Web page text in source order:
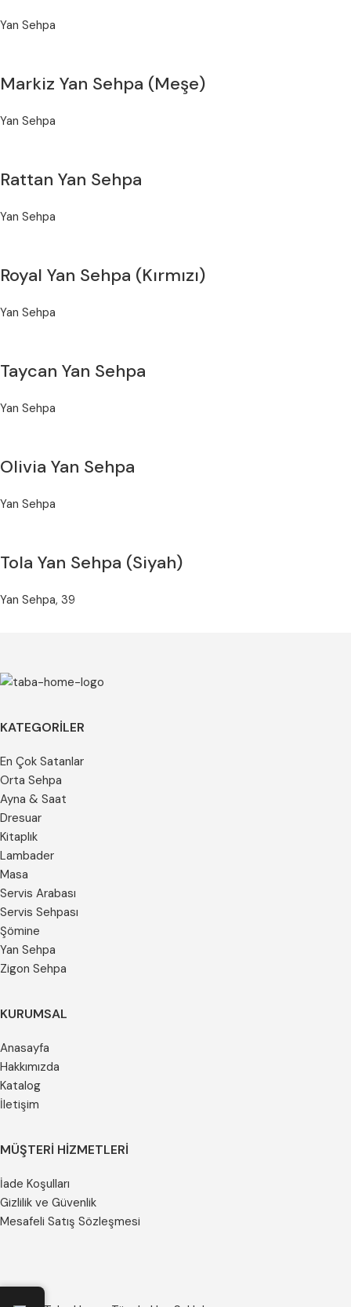
Yan Sehpa
Markiz Yan Sehpa (Meşe)
Yan Sehpa
Rattan Yan Sehpa
Yan Sehpa
Royal Yan Sehpa (Kırmızı)
Yan Sehpa
Taycan Yan Sehpa
Yan Sehpa
Olivia Yan Sehpa
Yan Sehpa
Tola Yan Sehpa (Siyah)
Yan Sehpa, 39
KATEGORILER
En Çok Satanlar
Orta Sehpa
Ayna & Saat
Dresuar
Kitaplık
Lambader
Masa
Servis Arabası
Servis Sehpası
Şömine
Yan Sehpa
Zigon Sehpa
KURUMSAL
Anasayfa
Hakkımızda
Katalog
İletişim
MÜŞTERI HIZMETLERI
İade Koşulları
Gizlilik ve Güvenlik
Mesafeli Satış Sözleşmesi